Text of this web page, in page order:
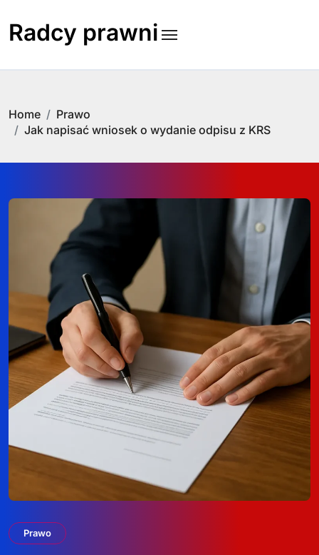
content
Radcy prawni
Home
Prawo
Jak napisać wniosek o wydanie odpisu z KRS
Prawo